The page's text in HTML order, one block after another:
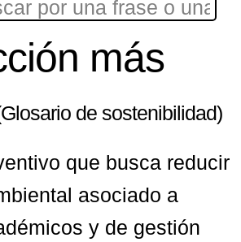
más
de sostenibilidad)
que busca reducir
asociado a
y de gestión